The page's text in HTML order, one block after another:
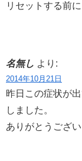
リセットする前
名無し より:
2014年10月21日
昨日この症状が
しました。
ありがとうござい